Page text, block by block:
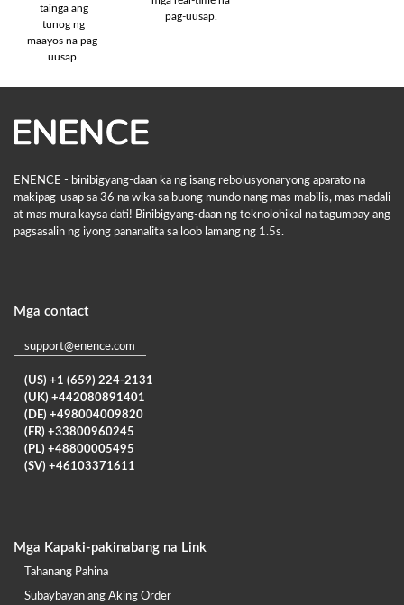
tainga ang
tunog ng
maayos na pag-
uusap.
pag-uusap.
ENENCE - binibigyang-daan ka ng isang rebolusyonaryong aparato na
makipag-usap sa 36 na wika sa buong mundo nang mas mabilis, mas madali
at mas mura kaysa dati! Binibigyang-daan ng teknolohikal na tagumpay ang
pagsasalin ng iyong pananalita sa loob lamang ng 1.5s.
Mga contact
support@enence.com
(US) +1 (659) 224-2131
(UK) +442080891401
(DE) +498004009820
(FR) +33800960245
(PL) +48800005495
(SV) +46103371611
Mga Kapaki-pakinabang na Link
Tahanang Pahina
Subaybayan ang Aking Order